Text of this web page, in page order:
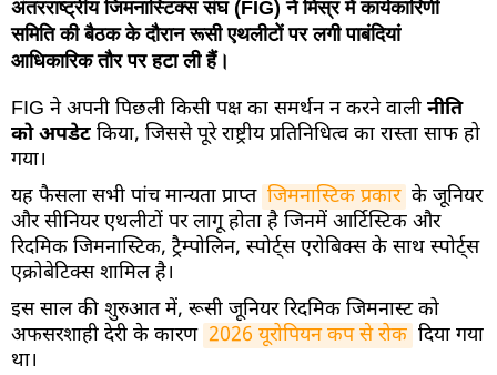
अंतरराष्ट्रीय जिमनास्टिक्स संघ (FIG) ने मिस्र में कार्यकारिणी
समिति की बैठक के दौरान रूसी एथलीटों पर लगी पाबंदियां
आधिकारिक तौर पर हटा ली हैं।
FIG ने अपनी पिछली किसी पक्ष का समर्थन न करने वाली नीति
को अपडेट किया, जिससे पूरे राष्ट्रीय प्रतिनिधित्व का रास्ता साफ हो
गया।
यह फैसला सभी पांच मान्यता प्राप्त जिमनास्टिक प्रकार के जूनियर
और सीनियर एथलीटों पर लागू होता है जिनमें आर्टिस्टिक और
रिदमिक जिमनास्टिक, ट्रैम्पोलिन, स्पोर्ट्स एरोबिक्स के साथ स्पोर्ट्स
एक्रोबेटिक्स शामिल है।
इस साल की शुरुआत में, रूसी जूनियर रिदमिक जिमनास्ट को
अफसरशाही देरी के कारण 2026 यूरोपियन कप से रोक दिया गया
था।